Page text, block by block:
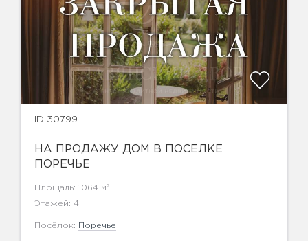
ID 30799
НА ПРОДАЖУ ДОМ В ПОСЕЛКЕ
ПОРЕЧЬЕ
Площадь: 1064 м 2
Этажей: 4
Посёлок: Поречье